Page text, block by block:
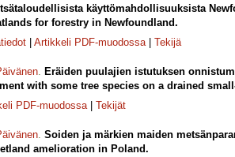
käyttömahdollisuuksista
for forestry in Newfoundland.
Artikkeli PDF-muodossa| Tekijä
. Eräiden puulajien istutuksen
with some tree species on a drained
PDF-muodossa| Tekijät
. Soiden ja märkien maiden
amelioration in Poland.